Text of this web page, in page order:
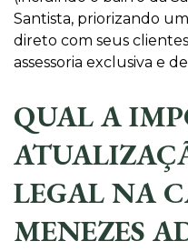
Santista, priorizando
direto com seus
assessoria exclusiva e
QUAL A
LEGAL NA
MENEZES